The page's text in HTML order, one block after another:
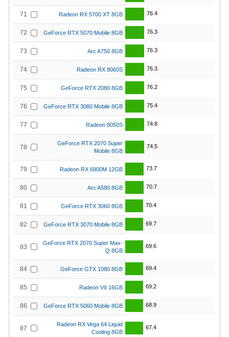
71 Radeon RX 5700 XT 8GB 76.4
72 GeForce RTX 5070 Mobile 8GB 76.3
73 Arc A750 8GB 76.3
74 Radeon RX 8060S 76.3
75 GeForce RTX 2080 8GB 76.2
76 GeForce RTX 3080 Mobile 8GB 75.4
77 Radeon 8050S 74.8
78
GeForce RTX 2070 Super
Mobile 8GB
74.5
79 Radeon RX 6800M 12GB 73.7
80 Arc A580 8GB 70.7
81 GeForce RTX 3060 8GB 70.4
82 GeForce RTX 3070 Mobile 8GB 69.7
83
GeForce RTX 2070 Super Max-
Q 8GB
69.6
84 GeForce GTX 1080 8GB 69.4
85 Radeon VII 16GB 69.2
86 GeForce RTX 5060 Mobile 8GB 68.9
87
Radeon RX Vega 64 Liquid
Cooling 8GB
67.4